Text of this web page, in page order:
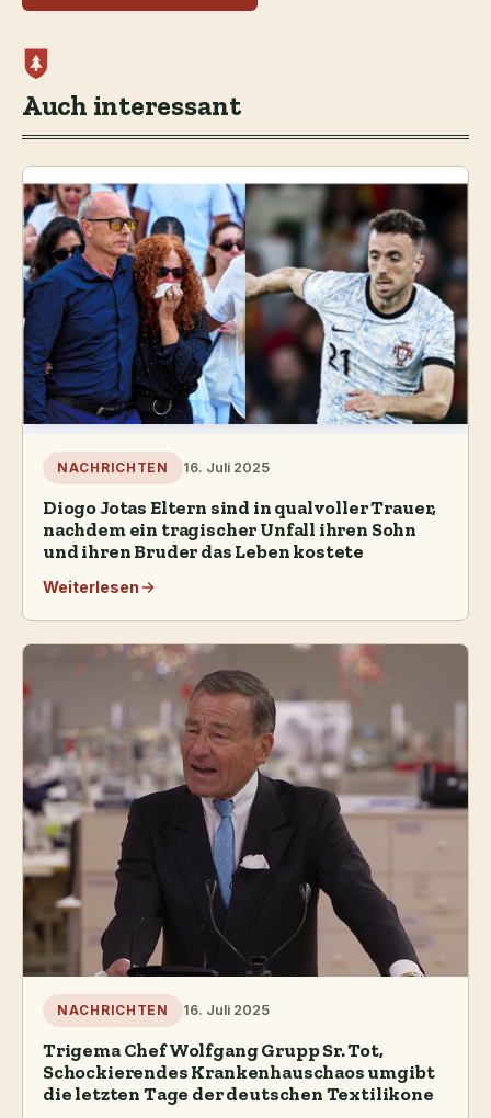
Auch interessant
NACHRICHTEN 16. Juli 2025
Diogo Jotas Eltern sind in qualvoller Trauer,
nachdem ein tragischer Unfall ihren Sohn
und ihren Bruder das Leben kostete
Weiterlesen
NACHRICHTEN 16. Juli 2025
Trigema Chef Wolfgang Grupp Sr. Tot,
Schockierendes Krankenhauschaos umgibt
die letzten Tage der deutschen Textilikone